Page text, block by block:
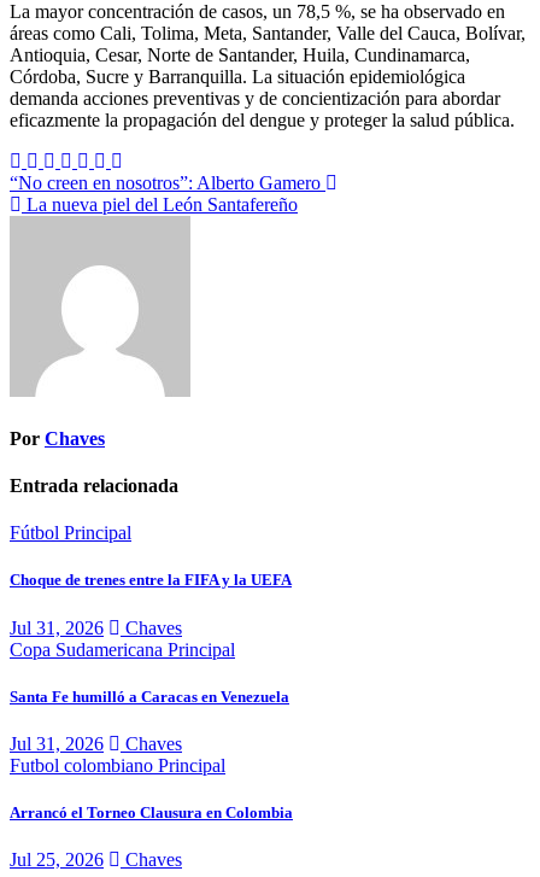
La mayor concentración de casos, un 78,5 %, se ha observado en
áreas como Cali, Tolima, Meta, Santander, Valle del Cauca, Bolívar,
Antioquia, Cesar, Norte de Santander, Huila, Cundinamarca,
Córdoba, Sucre y Barranquilla. La situación epidemiológica
demanda acciones preventivas y de concientización para abordar
eficazmente la propagación del dengue y proteger la salud pública.
Navegación
de
“No creen en nosotros”: Alberto Gamero
La nueva piel del León Santafereño
Por Chaves
Entrada relacionada
Fútbol Principal
Choque de trenes entre la FIFA y la UEFA
Jul 31, 2026
Chaves
Copa Sudamericana Principal
Santa Fe humilló a Caracas en Venezuela
Jul 31, 2026
Chaves
Futbol colombiano Principal
Arrancó el Torneo Clausura en Colombia
Jul 25, 2026 Chaves